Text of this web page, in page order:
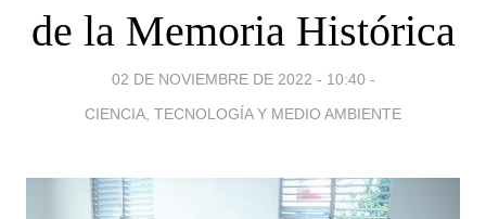
de la Memoria Histórica
02 DE NOVIEMBRE DE 2022 - 10:40 -
CIENCIA, TECNOLOGÍA Y MEDIO AMBIENTE